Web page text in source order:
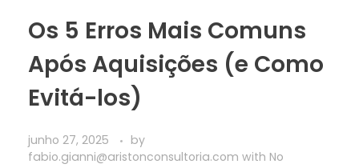
Os 5 Erros Mais Comuns
Após Aquisições (e Como
Evitá-los)
junho 27, 2025
by
fabio.gianni@aristonconsultoria.com with No